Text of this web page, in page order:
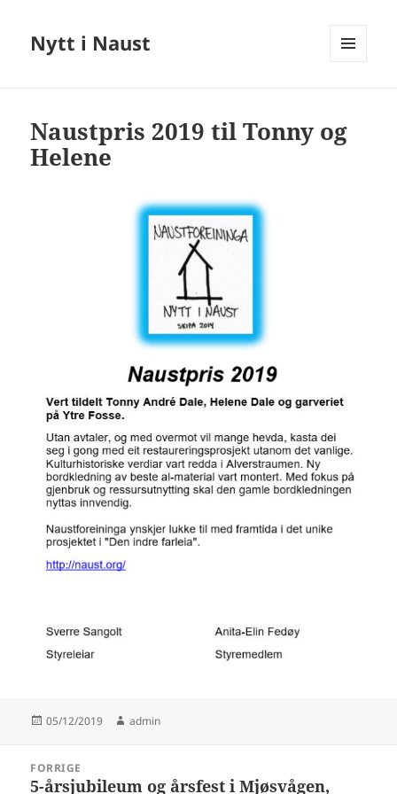
Nytt i Naust
Naustpris 2019 til Tonny og
Helene
Publisert
05/12/2019 Forfatter
admin
FORRIGE
Forrige
5-årsjubileum og årsfest i Mjøsvågen,